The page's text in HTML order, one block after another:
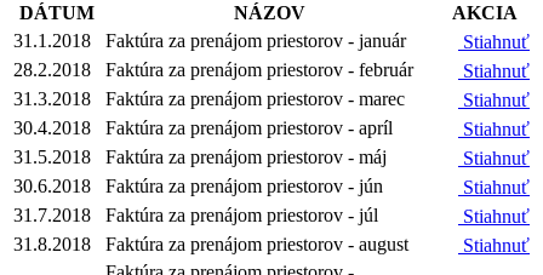
DÁTUM NÁZOV
AKCIA
31.1.2018
Faktúra za prenájom priestorov - január
Stiahnuť
28.2.2018
Faktúra za prenájom priestorov - február
Stiahnuť
31.3.2018
Faktúra za prenájom priestorov - marec
Stiahnuť
30.4.2018
Faktúra za prenájom priestorov - apríl
Stiahnuť
31.5.2018
Faktúra za prenájom priestorov - máj
Stiahnuť
30.6.2018
Faktúra za prenájom priestorov - jún
Stiahnuť
31.7.2018
Faktúra za prenájom priestorov - júl
Stiahnuť
31.8.2018
Faktúra za prenájom priestorov - august
Stiahnuť